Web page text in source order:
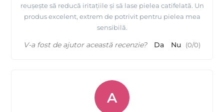
reușește să reducă iritațiile și să lase pielea catifelată. Un
produs excelent, extrem de potrivit pentru pielea mea
sensibilă.
V-a fost de ajutor această recenzie? Da Nu (0/0)
A